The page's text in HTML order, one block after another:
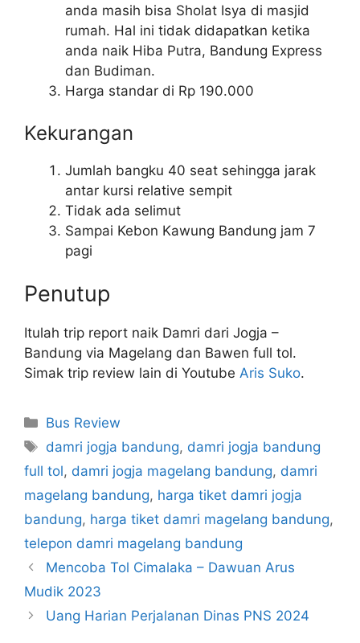
anda masih bisa Sholat Isya di masjid
rumah. Hal ini tidak didapatkan ketika
anda naik Hiba Putra, Bandung Express
dan Budiman.
Harga standar di Rp 190.000
Kekurangan
Jumlah bangku 40 seat sehingga jarak
antar kursi relative sempit
Tidak ada selimut
Sampai Kebon Kawung Bandung jam 7
pagi
Penutup
Itulah trip report naik Damri dari Jogja –
Bandung via Magelang dan Bawen full tol.
Simak trip review lain di Youtube Aris Suko.
Categories
Bus Review
Tags
damri jogja bandung, damri jogja bandung
full tol, damri jogja magelang bandung, damri
magelang bandung, harga tiket damri jogja
bandung, harga tiket damri magelang bandung,
telepon damri magelang bandung
Mencoba Tol Cimalaka – Dawuan Arus
Mudik 2023
Uang Harian Perjalanan Dinas PNS 2024